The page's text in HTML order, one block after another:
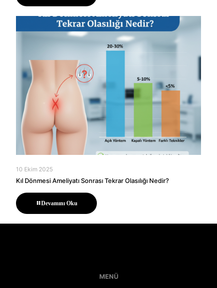
10 Ekim 2025
Kıl Dönmesi Ameliyatı Sonrası Tekrar Olasılığı Nedir?
Devamını Oku
MENÜ